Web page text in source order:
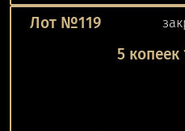
Лот №119
5